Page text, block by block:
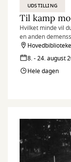
UDSTILLING
Til kamp
Hvilket minde vil
en anden
hukommelse?
8. - 24. august
Hele dagen